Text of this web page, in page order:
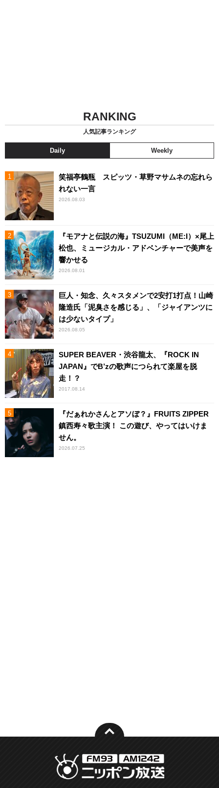
RANKING
人気記事ランキング
Daily Weekly
笑福亭鶴瓶 スピッツ・草野マサムネの忘れら
れない一言
2026.08.03
『モアナと伝説の海』TSUZUMI（ME:I）×尾上
松也、ミュージカル・アドベンチャーで美声を
響かせる
2026.08.01
巨人・知念、久々スタメンで2安打1打点！山崎
隆造氏「泥臭さを感じる」、「ジャイアンツに
は少ないタイプ」
2026.08.05
SUPER BEAVER・渋谷龍太、『ROCK IN
JAPAN』でB’zの歌声につられて楽屋を脱
走！？
2017.08.14
『だぁれかさんとアソぼ？』FRUITS ZIPPER
鎮西寿々歌主演！ この遊び、やってはいけま
せん。
2026.07.25